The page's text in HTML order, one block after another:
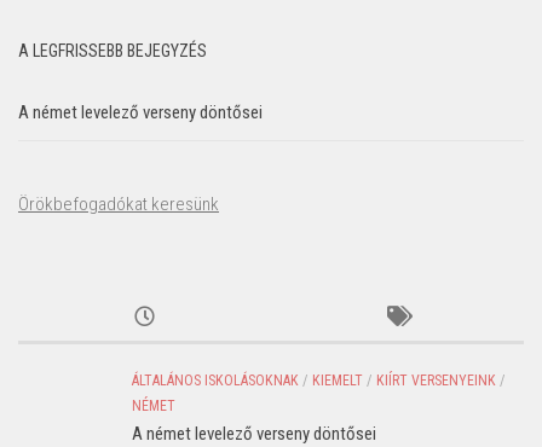
A LEGFRISSEBB BEJEGYZÉS
A német levelező verseny döntősei
Örökbefogadókat keresünk
ÁLTALÁNOS ISKOLÁSOKNAK / KIEMELT / KIÍRT VERSENYEINK /
NÉMET
A német levelező verseny döntősei